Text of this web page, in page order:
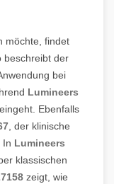
möchte, findet
beschreibt der
bei
Lumineers
Ebenfalls
, der klinische
In Lumineers
klassischen
zeigt, wie